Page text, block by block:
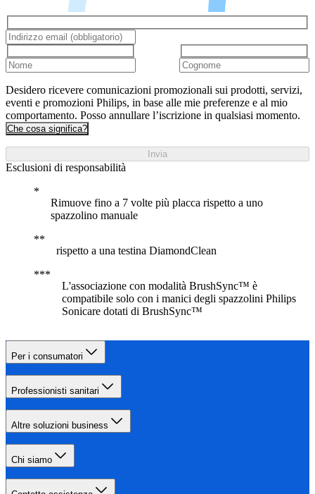
Desidero ricevere comunicazioni promozionali sui prodotti, servizi,
eventi e promozioni Philips, in base alle mie preferenze e al mio
comportamento. Posso annullare l’iscrizione in qualsiasi momento.
Che cosa significa?
Invia
Esclusioni di responsabilità
Rimuove fino a 7 volte più placca rispetto a uno
spazzolino manuale
rispetto a una testina DiamondClean
L'associazione con modalità BrushSync™ è
compatibile solo con i manici degli spazzolini Philips
Sonicare dotati di BrushSync™
Per i consumatori
Professionisti sanitari
Altre soluzioni business
Chi siamo